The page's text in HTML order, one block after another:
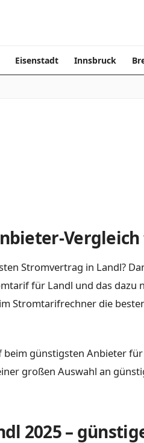
Eisenstadt Innsbruck
Stromvertrag in Landl?
für Landl und das dazu
Stromtarifrechner die
günstigsten Anbieter
großen Auswahl an
2025 –